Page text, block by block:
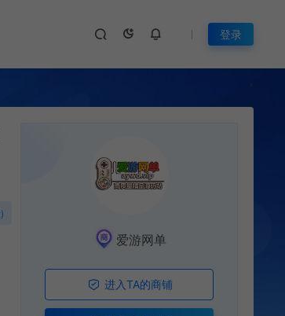
登录
爱游网单
进入TA的商铺